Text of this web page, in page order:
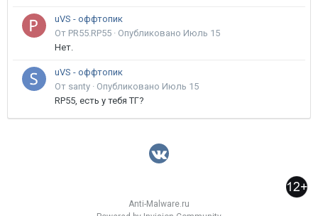
uVS - оффтопик
От PR55.RP55 · Опубликовано Июль 15
Нет.
uVS - оффтопик
От santy · Опубликовано Июль 15
RP55, есть у тебя ТГ?
Anti-Malware.ru